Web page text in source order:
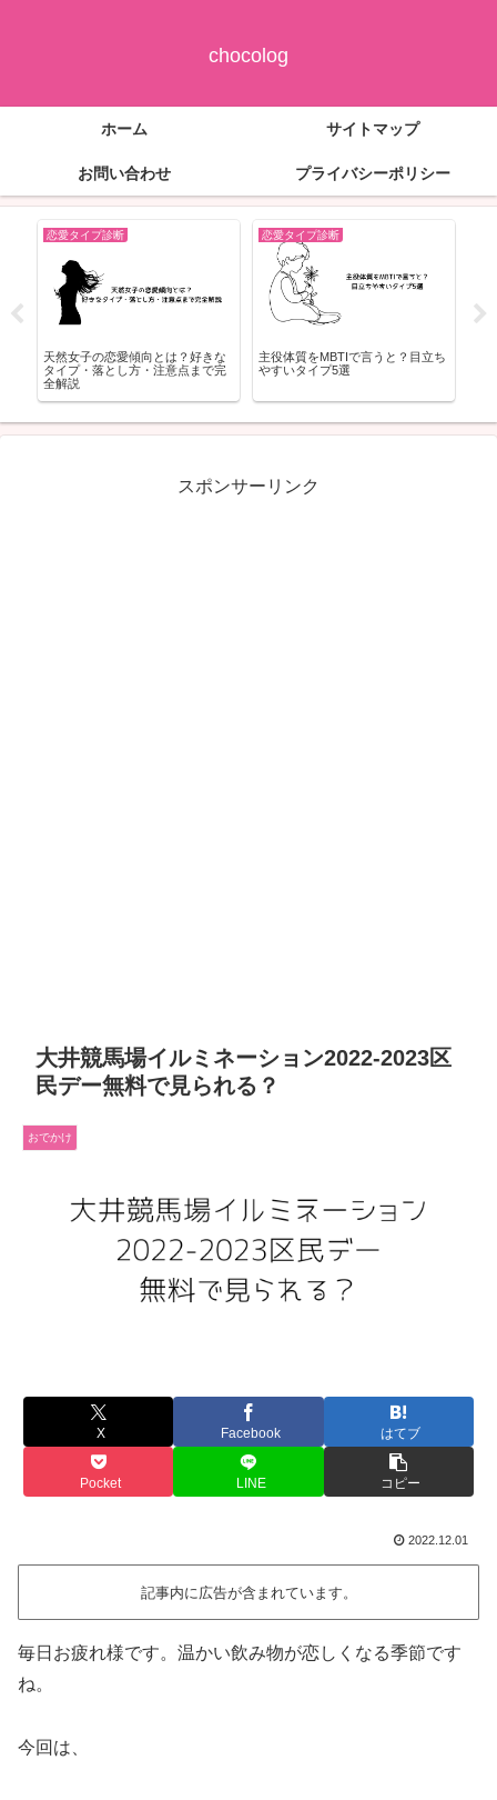
chocolog
ホーム サイトマップ
お問い合わせ プライバシーポリシー
恋愛タイプ診断
天然女子の恋愛傾向とは？好きな
タイプ・落とし方・注意点まで完
全解説
恋愛タイプ診断
主役体質をMBTIで言うと？目立ち
やすいタイプ5選
スポンサーリンク
大井競馬場イルミネーション2022-2023区
民デー無料で見られる？
おでかけ
X Facebook はてブ
Pocket LINE コピー
2022.12.01
記事内に広告が含まれています。
毎日お疲れ様です。温かい飲み物が恋しくなる季節です
ね。
今回は、